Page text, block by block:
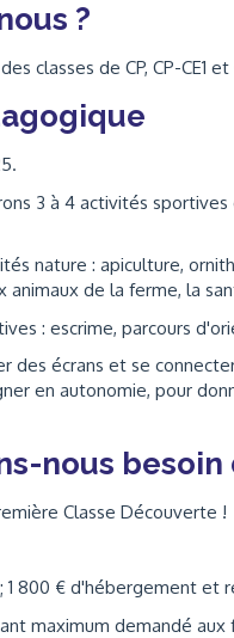
?
classes de CP, CP-CE1
3 à 4 activités
nature : apiculture,
animaux de la ferme, la
: escrime, parcours
des écrans et se
en autonomie, pour
nous besoin
Classe Découverte !
1 800 € d'hébergement et
maximum demandé aux